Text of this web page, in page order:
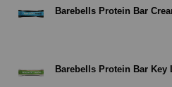
Barebells Protein Bar
Barebells Protein Bar Key